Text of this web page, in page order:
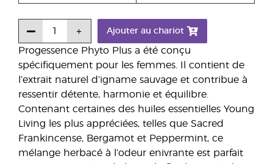
Progessence Phyto Plus a été conçu
spécifiquement pour les femmes. Il contient de
l’extrait naturel d’igname sauvage et contribue à
ressentir détente, harmonie et équilibre.
Contenant certaines des huiles essentielles Young
Living les plus appréciées, telles que Sacred
Frankincense, Bergamot et Peppermint, ce
mélange herbacé à l’odeur enivrante est parfait
Ajouter au chariot